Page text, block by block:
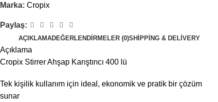
Marka: Cropix
Paylaş:
AÇIKLAMADEĞERLENDIRMELER (0)SHIPPING & DELIVERY
Açıklama
Cropix Stirrer Ahşap Karıştırıcı 400 lü
Tek kişilik kullanım için ideal, ekonomik ve pratik bir çözüm
sunar